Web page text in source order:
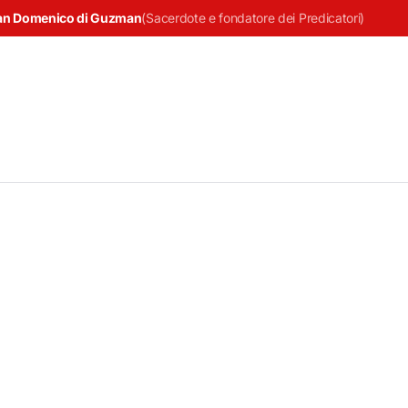
Domenico di Guzman(Sacerdote e fondatore dei Predicatori)